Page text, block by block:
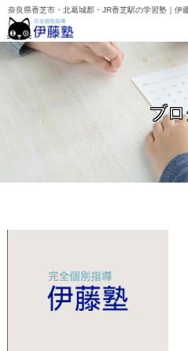
奈良県香芝市・北葛城郡・JR香芝駅の学習塾｜伊
伊藤塾について
よくある質問
ブ